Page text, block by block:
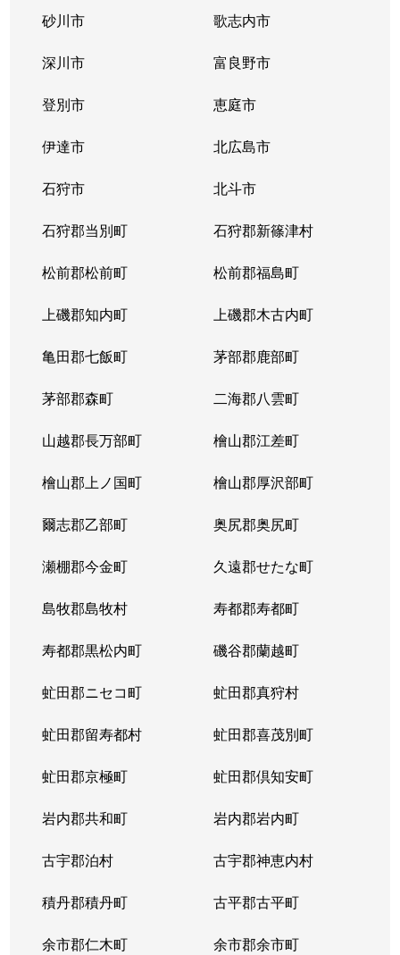
砂川市 歌志内市
深川市 富良野市
登別市 恵庭市
伊達市 北広島市
石狩市 北斗市
石狩郡当別町 石狩郡新篠津村
松前郡松前町 松前郡福島町
上磯郡知内町 上磯郡木古内町
亀田郡七飯町 茅部郡鹿部町
茅部郡森町 二海郡八雲町
山越郡長万部町 檜山郡江差町
檜山郡上ノ国町 檜山郡厚沢部町
爾志郡乙部町 奥尻郡奥尻町
瀬棚郡今金町 久遠郡せたな町
島牧郡島牧村 寿都郡寿都町
寿都郡黒松内町 磯谷郡蘭越町
虻田郡ニセコ町 虻田郡真狩村
虻田郡留寿都村 虻田郡喜茂別町
虻田郡京極町 虻田郡倶知安町
岩内郡共和町 岩内郡岩内町
古宇郡泊村 古宇郡神恵内村
積丹郡積丹町 古平郡古平町
余市郡仁木町 余市郡余市町